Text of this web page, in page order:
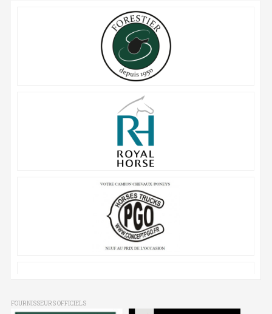
FOURNISSEURS OFFICIELS